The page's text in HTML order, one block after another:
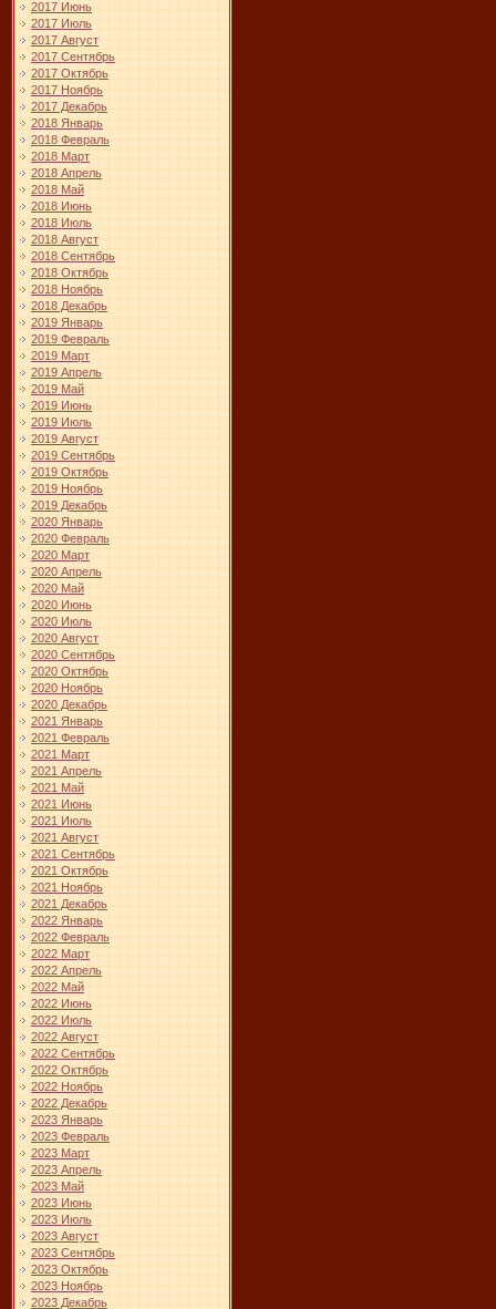
2017 Июнь
2017 Июль
2017 Август
2017 Сентябрь
2017 Октябрь
2017 Ноябрь
2017 Декабрь
2018 Январь
2018 Февраль
2018 Март
2018 Апрель
2018 Май
2018 Июнь
2018 Июль
2018 Август
2018 Сентябрь
2018 Октябрь
2018 Ноябрь
2018 Декабрь
2019 Январь
2019 Февраль
2019 Март
2019 Апрель
2019 Май
2019 Июнь
2019 Июль
2019 Август
2019 Сентябрь
2019 Октябрь
2019 Ноябрь
2019 Декабрь
2020 Январь
2020 Февраль
2020 Март
2020 Апрель
2020 Май
2020 Июнь
2020 Июль
2020 Август
2020 Сентябрь
2020 Октябрь
2020 Ноябрь
2020 Декабрь
2021 Январь
2021 Февраль
2021 Март
2021 Апрель
2021 Май
2021 Июнь
2021 Июль
2021 Август
2021 Сентябрь
2021 Октябрь
2021 Ноябрь
2021 Декабрь
2022 Январь
2022 Февраль
2022 Март
2022 Апрель
2022 Май
2022 Июнь
2022 Июль
2022 Август
2022 Сентябрь
2022 Октябрь
2022 Ноябрь
2022 Декабрь
2023 Январь
2023 Февраль
2023 Март
2023 Апрель
2023 Май
2023 Июнь
2023 Июль
2023 Август
2023 Сентябрь
2023 Октябрь
2023 Ноябрь
2023 Декабрь